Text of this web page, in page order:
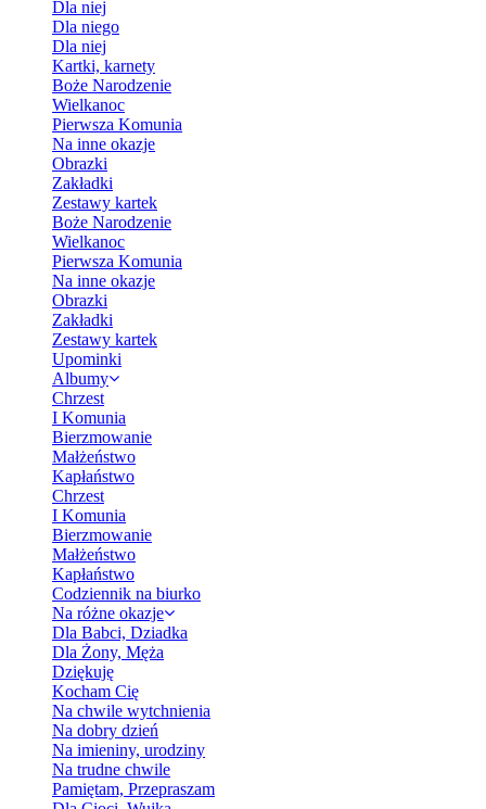
Dla niej
Dla niego
Dla niej
Kartki, karnety
Boże Narodzenie
Wielkanoc
Pierwsza Komunia
Na inne okazje
Obrazki
Zakładki
Zestawy kartek
Boże Narodzenie
Wielkanoc
Pierwsza Komunia
Na inne okazje
Obrazki
Zakładki
Zestawy kartek
Upominki
Albumy
Chrzest
I Komunia
Bierzmowanie
Małżeństwo
Kapłaństwo
Chrzest
I Komunia
Bierzmowanie
Małżeństwo
Kapłaństwo
Codziennik na biurko
Na różne okazje
Dla Babci, Dziadka
Dla Żony, Męża
Dziękuję
Kocham Cię
Na chwile wytchnienia
Na dobry dzień
Na imieniny, urodziny
Na trudne chwile
Pamiętam, Przepraszam